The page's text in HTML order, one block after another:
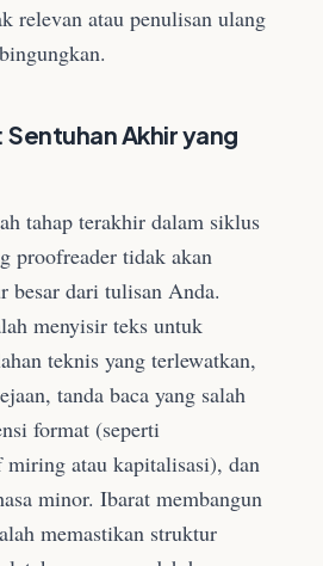
relevan atau penulisan ulang
Akhir yang
tahap terakhir dalam siklus
proofreader tidak akan
besar dari tulisan Anda.
menyisir teks untuk
teknis yang terlewatkan,
tanda baca yang salah
format (seperti
miring atau kapitalisasi), dan
minor. Ibarat membangun
memastikan struktur